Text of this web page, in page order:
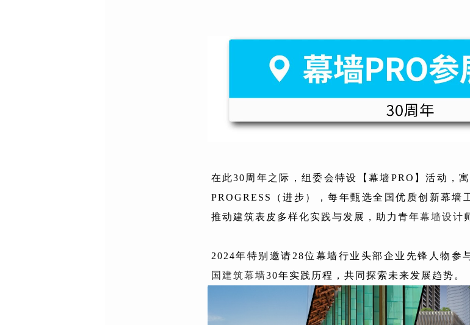
在此30周年之际，组委会特设【幕墙PRO】活动，
PROGRESS（进步），每年甄选全国优质创新幕墙
推动建筑表皮多样化实践与发展，助力青年幕墙设计
2024年特别邀请28位幕墙行业头部企业先锋人物参
国 建筑幕墙30年实践历程，共同探索未来发展趋势。